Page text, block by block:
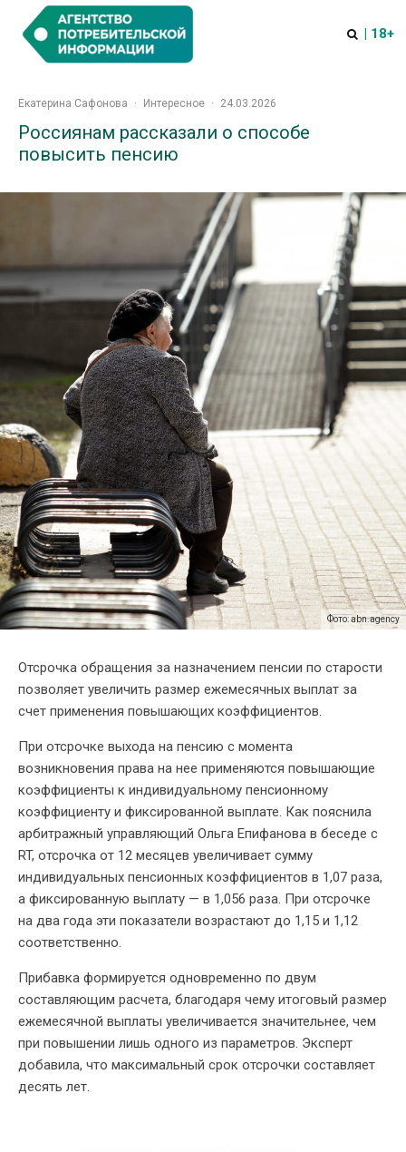
| 18+
Екатерина Сафонова · Интересное · 24.03.2026
Россиянам рассказали о способе
повысить пенсию
Фото: abn.agency
Отсрочка обращения за назначением пенсии по старости
позволяет увеличить размер ежемесячных выплат за
счет применения повышающих коэффициентов.
При отсрочке выхода на пенсию с момента
возникновения права на нее применяются повышающие
коэффициенты к индивидуальному пенсионному
коэффициенту и фиксированной выплате. Как пояснила
арбитражный управляющий Ольга Епифанова в беседе с
RT, отсрочка от 12 месяцев увеличивает сумму
индивидуальных пенсионных коэффициентов в 1,07 раза,
а фиксированную выплату — в 1,056 раза. При отсрочке
на два года эти показатели возрастают до 1,15 и 1,12
соответственно.
Прибавка формируется одновременно по двум
составляющим расчета, благодаря чему итоговый размер
ежемесячной выплаты увеличивается значительнее, чем
при повышении лишь одного из параметров. Эксперт
добавила, что максимальный срок отсрочки составляет
десять лет.